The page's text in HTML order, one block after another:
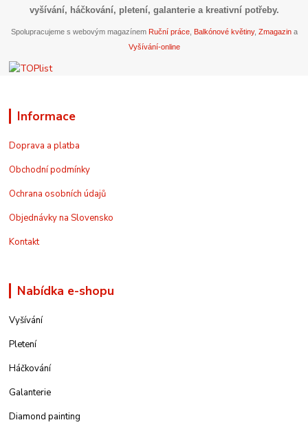
vyšívání, háčkování, pletení, galanterie a kreativní potřeby.
Spolupracujeme s webovým magazínem Ruční práce, Balkónové květiny, Zmagazina
Vyšívání-online
Informace
Doprava a platba
Obchodní podmínky
Ochrana osobních údajů
Objednávky na Slovensko
Kontakt
Nabídka e-shopu
Vyšívání
Pletení
Háčkování
Galanterie
Diamond painting